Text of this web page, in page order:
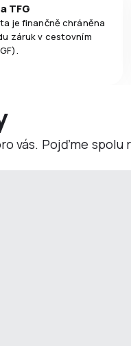
TFG
je finančně chráněna
záruk v cestovním
vás. Pojďme